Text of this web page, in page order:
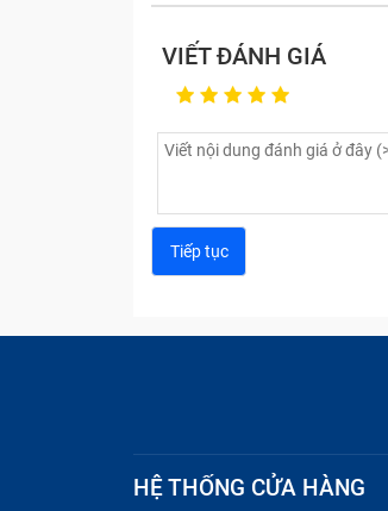
Quy trình sửa chữa
Cam kết minh bạch linh
nhằm hạn chế tối đa
Thời gian sửa chữa tối
Báo giá rõ ràng trước
không phát sinh thêm
Chính sách bảo hành
Kiểm tra chức năng kỹ
VIẾT ĐÁNH GIÁ
HỆ THỐNG CỬA HÀNG